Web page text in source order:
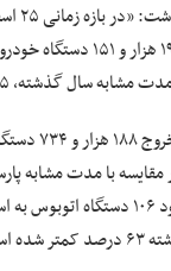
فروردین‌ماه جاری، ورود
سال گذشته، ۶۵ درصد کاهش دارد
او افزود:
کاهش‌یافته و همچنین ورود ۱۰۶
است